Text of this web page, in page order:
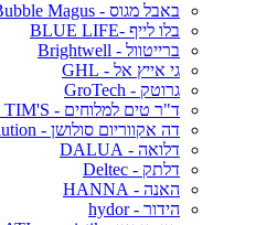
באבל מגוס - Bubble Magus
בלו לייף -BLUE LIFE
ברייטוול - Brightwell
גי אייץ אל - GHL
גרוטק - GroTech
ד"ר טים למלוחים - DR. TIM'S
דה אקווריום סולושן - The Aquarium Solution
דלואה - DALUA
דלתק - Deltec
האנה - HANNA
הידור - hydor